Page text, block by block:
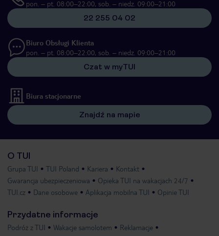
pon. – pt. 08:00–22:00, sob. – niedz. 09:00–21:00
22 255 04 02
Biuro Obsługi Klienta
pon. – pt. 08:00–22:00, sob. – niedz. 09:00–21:00
Czat w myTUI
Biura stacjonarne
Znajdź na mapie
O TUI
Grupa TUI TUI Poland Kariera
Kontakt
Gwarancja ubezpieczeniowa
Opieka TUI na wakacjach 24/7
TUI.cz
Dane osobowe Aplikacja mobilna TUI Opinie TUI
Przydatne informacje
Podróż z TUI Wakacje samolotem
Reklamacje